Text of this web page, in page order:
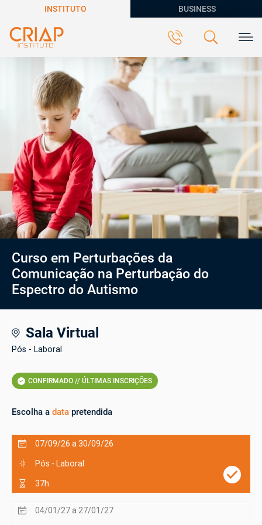
INSTITUTO BUSINESS
Curso em Perturbações da
Comunicação na Perturbação do
Espectro do Autismo
Sala Virtual
Pós - Laboral
CONFIRMADO // ÚLTIMAS INSCRIÇÕES
Escolha a data pretendida
07/09/26 a 30/09/26
Pós - Laboral
37h
04/01/27 a 27/01/27